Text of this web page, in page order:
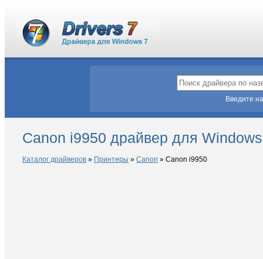
Введите
Canon i9950 драйвер для
Каталог драйверов » Принтеры » Canon » Canon i9950